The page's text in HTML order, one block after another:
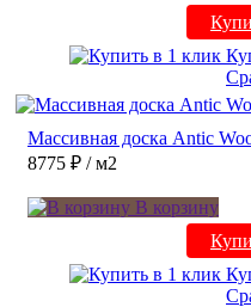
Массивная доска Antic
8775 ₽ / м2
В корзину